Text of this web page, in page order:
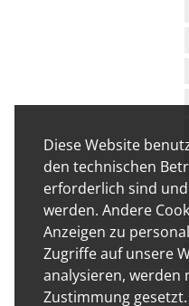
Diese Website
den technischen
erforderlich sind
werden. Andere
Anzeigen zu
Zugriffe auf unsere
analysieren, werden
Zustimmung